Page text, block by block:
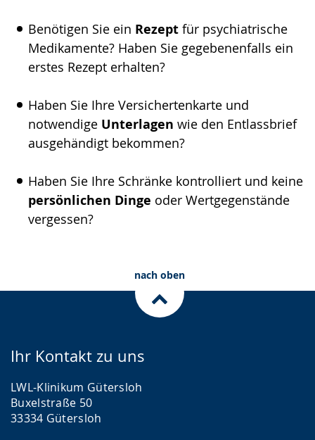
Benötigen Sie ein Rezept für psychiatrische
Medikamente? Haben Sie gegebenenfalls ein
erstes Rezept erhalten?
Haben Sie Ihre Versichertenkarte und
notwendige Unterlagen wie den Entlassbrief
ausgehändigt bekommen?
Haben Sie Ihre Schränke kontrolliert und keine
persönlichen Dinge oder Wertgegenstände
vergessen?
nach oben
Ihr Kontakt zu uns
LWL-Klinikum Gütersloh
Buxelstraße 50
33334 Gütersloh